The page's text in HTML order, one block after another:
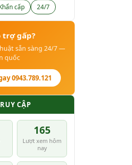
cấp 24/7
trợ gấp?
sẵn sàng 24/7 —
quốc
0943.789.121
CẬP
165
Lượt xem hôm
nay